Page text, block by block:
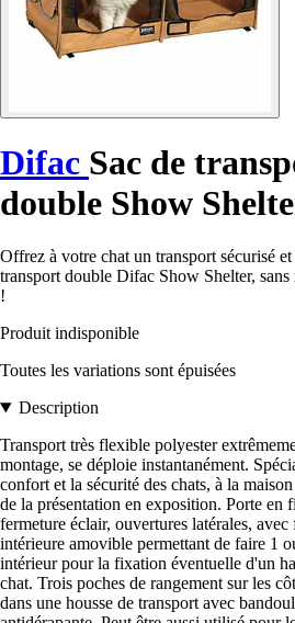
Difac Sac de
double Show
Offrez à votre chat un transport sécurisé
transport double Difac Show Shelter,
!
Produit indisponible
Toutes les variations sont épuisées
Description
Transport très flexible polyester
montage, se déploie instantanément.
confort et la sécurité des chats, à la
de la présentation en exposition. Porte en
fermeture éclair, ouvertures latérales,
intérieure amovible permettant de faire 1
intérieur pour la fixation éventuelle d'un
chat. Trois poches de rangement sur les
dans une housse de transport avec